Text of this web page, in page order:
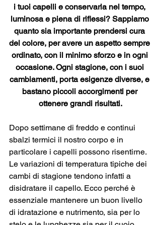
i tuoi capelli e conservarla nel tempo,
luminosa e piena di riflessi? Sappiamo
quanto sia importante prendersi cura
del colore, per avere un aspetto sempre
ordinato, con il minimo sforzo e in ogni
occasione. Ogni stagione, con i suoi
cambiamenti, porta esigenze diverse, e
bastano piccoli accorgimenti per
ottenere grandi risultati.
Dopo settimane di freddo e continui
sbalzi termici il nostro corpo e in
particolare i capelli possono risentirne.
Le variazioni di temperatura tipiche dei
cambi di stagione tendono infatti a
disidratare il capello. Ecco perché è
essenziale mantenere un buon livello
di idratazione e nutrimento, sia per lo